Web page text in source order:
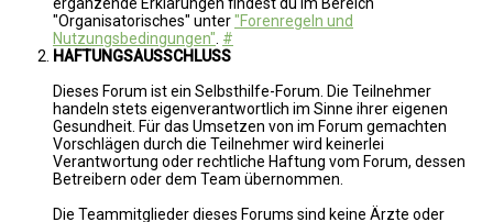
ergänzende Erklärungen findest du im Bereich
"Organisatorisches" unter"Forenregeln und
Nutzungsbedingungen". #
HAFTUNGSAUSSCHLUSS
Dieses Forum ist ein Selbsthilfe-Forum. Die Teilnehmer
handeln stets eigenverantwortlich im Sinne ihrer eigenen
Gesundheit. Für das Umsetzen von im Forum gemachten
Vorschlägen durch die Teilnehmer wird keinerlei
Verantwortung oder rechtliche Haftung vom Forum, dessen
Betreibern oder dem Team übernommen.
Die Teammitglieder dieses Forums sind keine Ärzte oder